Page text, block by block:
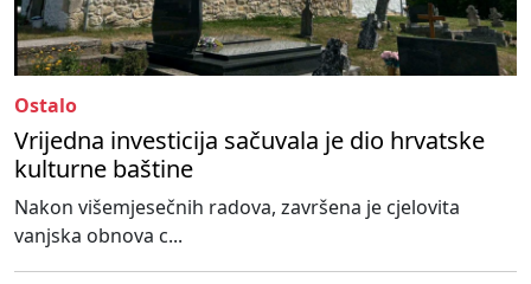
Ostalo
Vrijedna investicija sačuvala je dio hrvatske
kulturne baštine
Nakon višemjesečnih radova, završena je cjelovita
vanjska obnova c...